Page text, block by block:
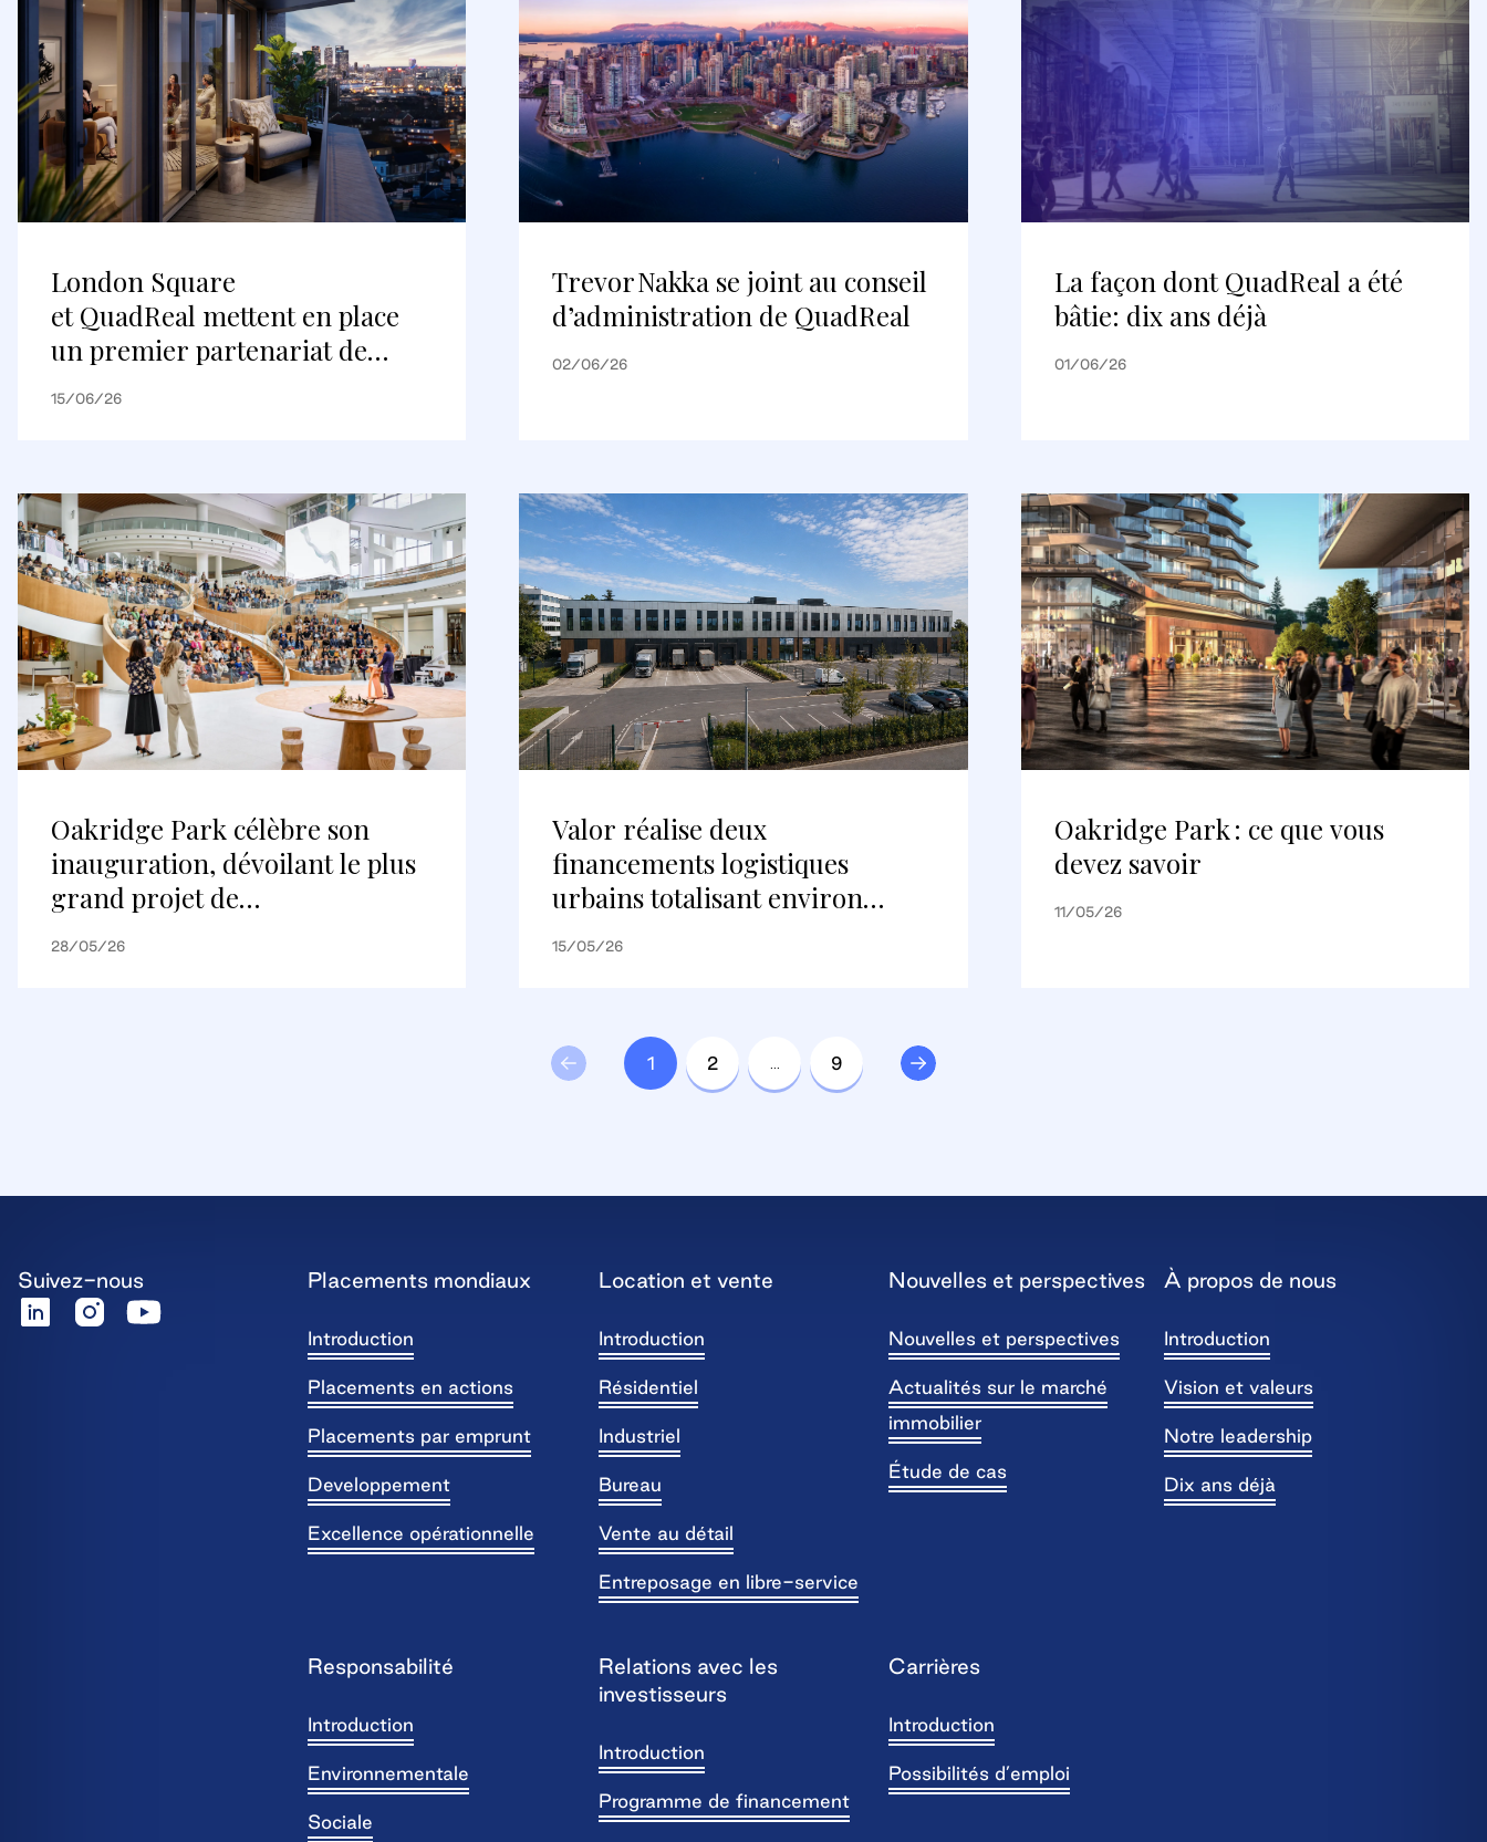
London Square
et QuadReal mettent en place
un premier partenariat de
logements construits pour être
15/06/26
Trevor Nakka se joint au conseil
d’administration de QuadReal
02/06/26
La façon dont QuadReal a été
bâtie: dix ans déjà
01/06/26
Oakridge Park célèbre son
inauguration, dévoilant le plus
grand projet de
réaménagement au Canada et
28/05/26
Valor réalise deux
financements logistiques
urbains totalisant environ
148 millions d’euros avec
lyonnais
15/05/26
Oakridge Park : ce que vous
devez savoir
11/05/26
1 2 … 9
Suivez-nous Placements mondiaux
Introduction
Placements en actions
Placements par emprunt
Developpement
Excellence opérationnelle
Location et vente
Introduction
Résidentiel
Industriel
Bureau
Vente au détail
Entreposage en libre-service
Nouvelles et perspectives
Nouvelles et perspectives
Actualités sur le marché
immobilier
Étude de cas
À propos de nous
Introduction
Vision et valeurs
Notre leadership
Dix ans déjà
Responsabilité
Introduction
Environnementale
Sociale
Relations avec les
investisseurs
Introduction
Programme de financement
Carrières
Introduction
Possibilités d’emploi